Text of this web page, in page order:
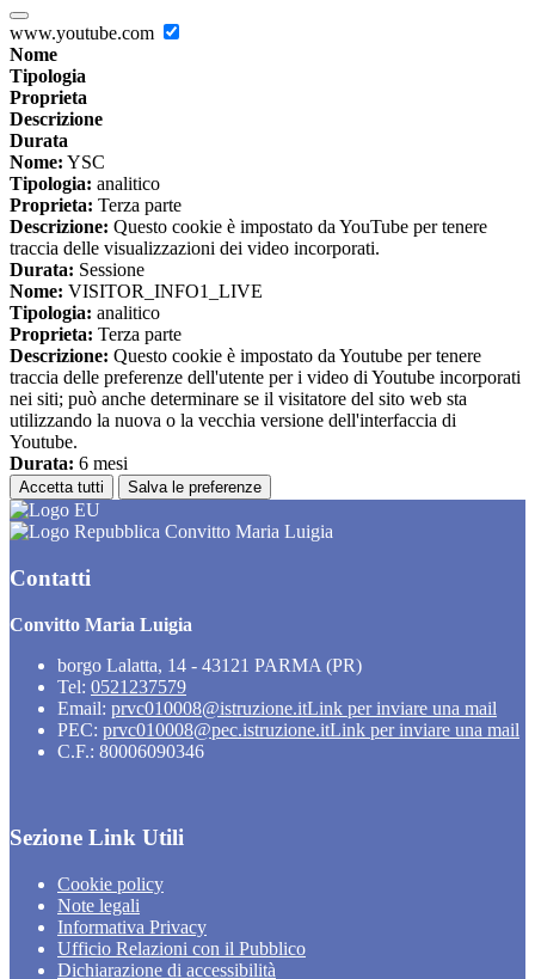
www.youtube.com
Nome
Tipologia
Proprieta
Descrizione
Durata
Nome: YSC
Tipologia: analitico
Proprieta: Terza parte
Descrizione: Questo cookie è impostato da YouTube per tenere
traccia delle visualizzazioni dei video incorporati.
Durata: Sessione
Nome: VISITOR_INFO1_LIVE
Tipologia: analitico
Proprieta: Terza parte
Descrizione: Questo cookie è impostato da Youtube per tenere
traccia delle preferenze dell'utente per i video di Youtube incorporati
nei siti; può anche determinare se il visitatore del sito web sta
utilizzando la nuova o la vecchia versione dell'interfaccia di
Youtube.
Durata: 6 mesi
Accetta tutti Salva le preferenze
Convitto Maria Luigia
Contatti
Convitto Maria Luigia
borgo Lalatta, 14 - 43121 PARMA (PR)
Tel: 0521237579
Email: prvc010008@istruzione.itLink per inviare una mail
PEC: prvc010008@pec.istruzione.itLink per inviare una mail
C.F.: 80006090346
Sezione Link Utili
Cookie policy
Note legali
Informativa Privacy
Ufficio Relazioni con il Pubblico
Dichiarazione di accessibilità